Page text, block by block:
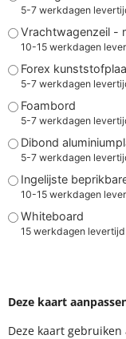
Vrachtwagenzeil -
10-15 werkdagen
Forex
5-7 werkdagen
Foambord
5-7 werkdagen levertijd
Dibond
5-7 werkdagen
Ingelijste
10-15 werkdagen
Whiteboard
15 werkdagen levertijd
Deze kaart gebruiken
kaartwijzigingen zijn